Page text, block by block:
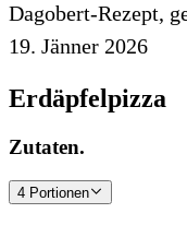
Dagobert-Rezept,
19. Jänner 2026
Erdäpfelpizza
Zutaten.
4 Portionen